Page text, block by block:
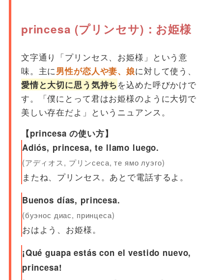
princesa (プリンセサ)：お姫様
文字通り「プリンセス、お姫様」という意
味。主に男性が恋人や妻、娘に対して使う、
愛情と大切に思う気持ちを込めた呼びかけで
す。「僕にとって君はお姫様のように大切で
美しい存在だよ」というニュアンス。
【princesa の使い方】
Adiós, princesa, te llamo luego.
(アディオス, プリンсеса, те ямо луэго)
またね、プリンセス。あとで電話するよ。
Buenos días, princesa.
(буэнос диас, принцеса)
おはよう、お姫様。
¡Qué guapa estás con el vestido nuevo,
princesa!